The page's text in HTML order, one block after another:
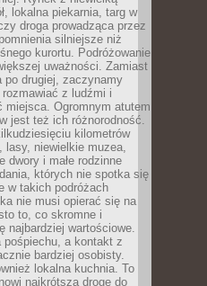
lokalna piekarnia, targ w
droga prowadząca przez
silniejsze niż
kurortu. Podróżowanie
uważności. Zamiast
po drugiej, zaczynamy
z ludźmi i
miejsca. Ogromnym atutem
jest też ich różnorodność.
kilometrów
lasy, niewielkie muzea,
dwory i małe rodzinne
których nie spotka się
w takich podróżach
nie musi opierać się na
to, co skromne i
najbardziej wartościowe.
pośpiechu, a kontakt z
bardziej osobisty.
lokalna kuchnia. To
najkrótszą drogę do